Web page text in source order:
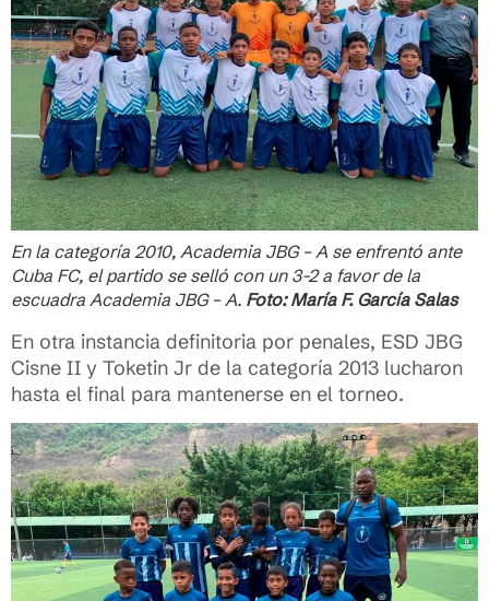
En la categoría 2010, Academia JBG – A se enfrentó ante
Cuba FC, el partido se selló con un 3-2 a favor de la
escuadra Academia JBG – A. Foto: María F. García Salas
En otra instancia definitoria por penales, ESD JBG
Cisne II y Toketin Jr de la categoría 2013 lucharon
hasta el final para mantenerse en el torneo.